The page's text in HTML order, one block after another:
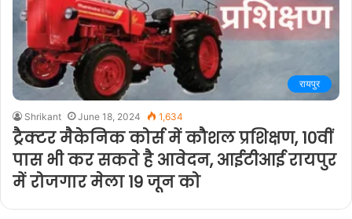
रायपुर
Shrikant June 18, 2024 1,634
ट्रैक्टर मैकेनिक कोर्स में कौशल प्रशिक्षण, 10वीं
पास भी कर सकते है आवेदन, आईटीआई रायपुर
में रोजगार मेला 19 जून को